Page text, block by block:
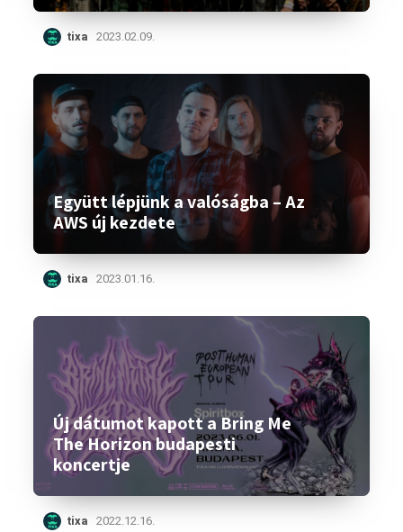
tixa 2023.02.09.
Együtt lépjünk a valóságba – Az
AWS új kezdete
tixa 2023.01.16.
Új dátumot kapott a Bring Me
The Horizon budapesti
koncertje
tixa 2022.12.16.